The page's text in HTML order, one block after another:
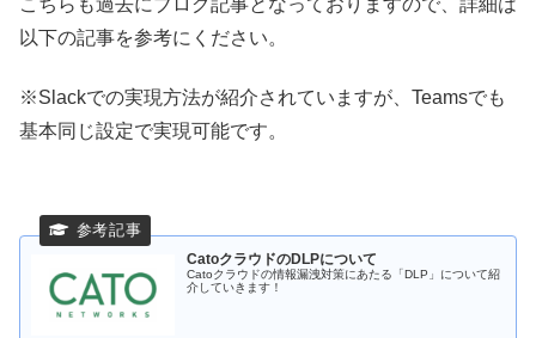
以下の記事を参考にください。
※Slackでの実現方法が紹介されていますが、Teamsでも
基本同じ設定で実現可能です。
CatoクラウドのDLPについて
Catoクラウドの情報漏洩対策にあたる「DLP」について紹
介していきます！